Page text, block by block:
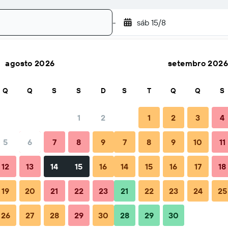
- sáb 15/8
Dicas e Perguntas frequentes Alojamentos próximos
Suites Ibiza Santa Eulalia
agosto 2026
Q Q S S D
1 2
5 6 7 8 9
12 13 14 15 16
19 20 21 22 23
26 27 28 29 30
setembro 2026
S T Q Q S
1 2 3 4
7 8 9 10 11
14 15 16 17 18
21 22 23 24 25
28 29 30